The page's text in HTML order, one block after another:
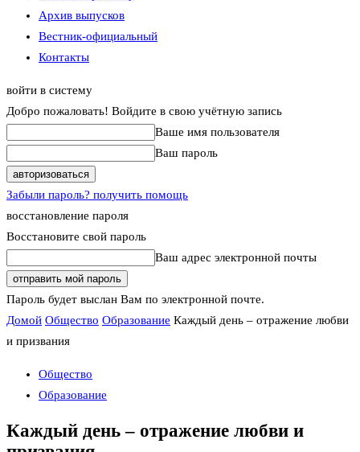
Архив выпусков
Вестник-официальный
Контакты
войти в систему
Добро пожаловать! Войдите в свою учётную запись
Ваше имя пользователя
Ваш пароль
Забыли пароль? получить помощь
восстановление пароля
Восстановите свой пароль
Ваш адрес электронной почты
Пароль будет выслан Вам по электронной почте.
Домой Общество Образование Каждый день – отражение любви
и призвания
Общество
Образование
Каждый день – отражение любви и